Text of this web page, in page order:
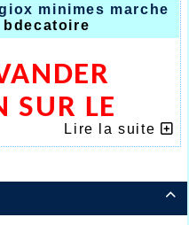

minimes marche
bdecatoire
SUR LE
DES
DE
EN
Lire la suite